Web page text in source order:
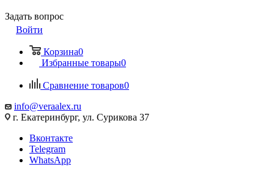
Задать вопрос
Войти
Корзина0
Избранные товары0
Сравнение товаров0
info@veraalex.ru
г. Екатеринбург, ул. Сурикова 37
Вконтакте
Telegram
WhatsApp